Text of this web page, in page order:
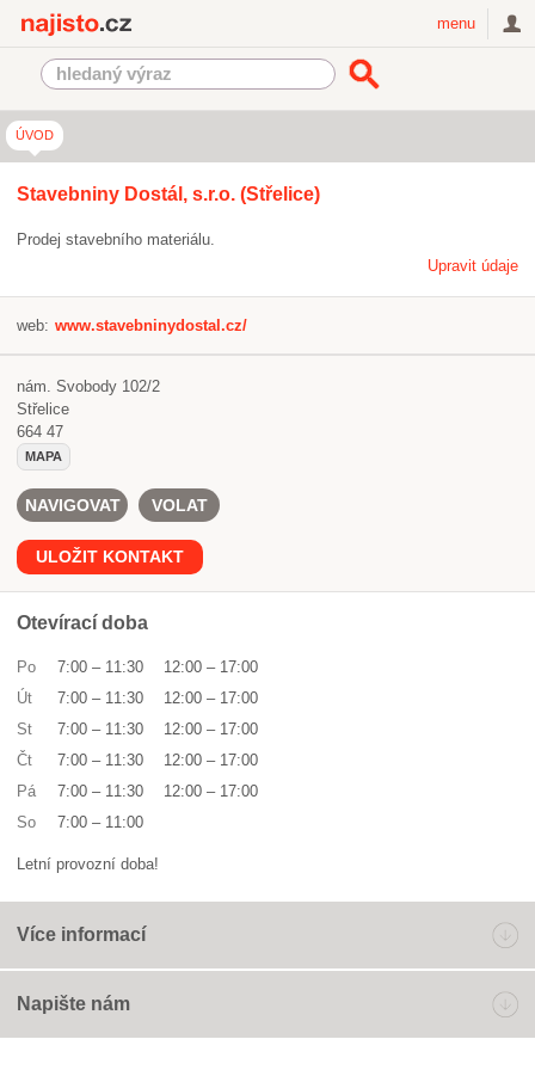
menu
ÚVOD
Stavebniny Dostál, s.r.o. (Střelice)
Prodej stavebního materiálu.
Upravit údaje
web: www.stavebninydostal.cz/
nám. Svobody 102/2
Střelice
664 47
MAPA
NAVIGOVAT VOLAT
ULOŽIT KONTAKT
Otevírací doba
Po 7:00 – 11:30 12:00 – 17:00
Út
7:00 – 11:30 12:00 – 17:00
St
7:00 – 11:30 12:00 – 17:00
Čt
7:00 – 11:30 12:00 – 17:00
Pá
7:00 – 11:30 12:00 – 17:00
So
7:00 – 11:00
Letní provozní doba!
Více informací
Napište nám